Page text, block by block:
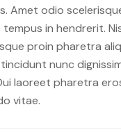
Amet odio
in hendrerit.
proin pharetra
nunc
laoreet pharetra
vitae.